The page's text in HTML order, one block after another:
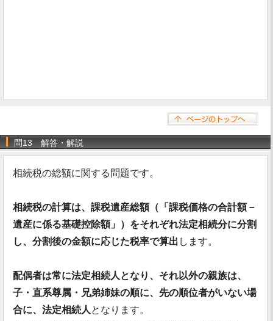
問13 解答・解説
相続税の総額に関する問題です。
相続税の計算は、課税遺産総額（「課税価格の合計額－
遺産に係る基礎控除額」）をそれぞれ法定相続分に分割
し、分割後の金額に応じた税率で算出 します。
配偶者は常に法定相続人となり、それ以外の親族は、
子・直系尊属・兄弟姉妹の順に、先の順位者がいない場
合に、法定相続人 となります。